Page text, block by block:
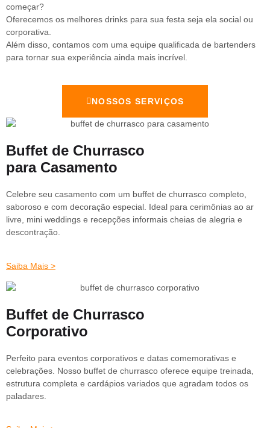
começar?
Oferecemos os melhores drinks para sua festa seja ela social ou
corporativa.
Além disso, contamos com uma equipe qualificada de bartenders
para tornar sua experiência ainda mais incrível.
NOSSOS SERVIÇOS
Buffet de Churrasco
para Casamento
Celebre seu casamento com um buffet de churrasco completo,
saboroso e com decoração especial. Ideal para cerimônias ao ar
livre, mini weddings e recepções informais cheias de alegria e
descontração.
Saiba Mais >
Buffet de Churrasco
Corporativo
Perfeito para eventos corporativos e datas comemorativas e
celebrações. Nosso buffet de churrasco oferece equipe treinada,
estrutura completa e cardápios variados que agradam todos os
paladares.